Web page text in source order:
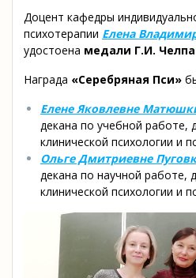
Доцент кафедры
психотерапии Елена
удостоена медали Г.И.
Награда «Серебряная Пси»
Елене Яковлевне
декана по учебной работе,
клинической психологии и
Ольге Дмитриевне
декана по научной работе,
клинической психологии и